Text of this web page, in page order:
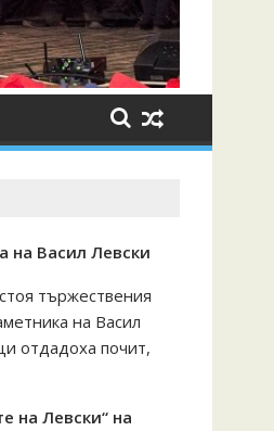
на Васил Левски
тържествения
на Васил
отдадоха почит,
на Левски“ на